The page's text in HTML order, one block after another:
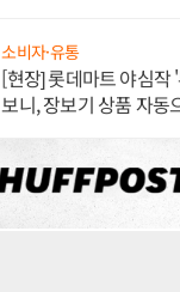
소비자·유통
[현장] 롯데마트 야심작
보니, 장보기 상품 자동